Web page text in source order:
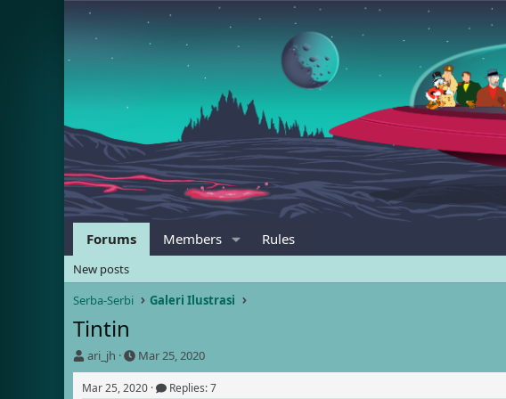
Forums Members Rules
New posts
Serba-Serbi
Galeri Ilustrasi
Tintin
T
h
r
ari_jh
S
t
a
Mar 25, 2020
Mar 25, 2020 Replies: 7